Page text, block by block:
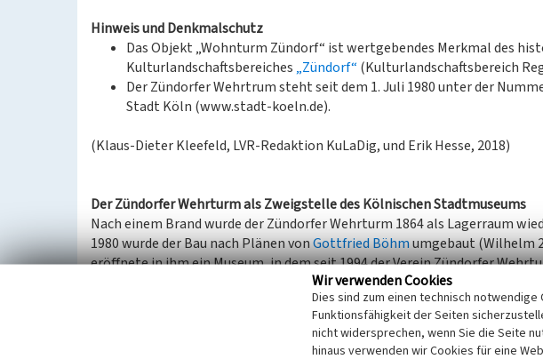
Hinweis und Denkmalschutz
Das Objekt „Wohnturm Zündorf“ ist wertgebendes Merkmal des
Kulturlandschaftsbereiches „Zündorf“ (Kulturlandschaftsbereich
Der Zündorfer Wehrtrum steht seit dem 1. Juli 1980 unter der
Stadt Köln (www.stadt-koeln.de).
(Klaus-Dieter Kleefeld, LVR-Redaktion KuLaDig, und Erik Hesse, 2018)
Der Zündorfer Wehrturm als Zweigstelle des Kölnischen Stadtmuseums
Nach einem Brand wurde der Zündorfer Wehrturm 1864 als Lagerraum
1980 wurde der Bau nach Plänen vonGottfried Böhmumgebaut (Wilhelm
eröffnete in ihm ein Museum, in dem seit 1994 der Verein Zündorfer
Niederzündorf war ein Hauptumschlagplatz für den Warenverkehr mit
bequem den Kölner Stapel umgehen konnte. Viele Spediteure hatten sich
Zeit endete 1831 mit der Rheinschifffahrtsakte, die alle Beschränkungen
Wir verwenden Cookies
Dies sind zum einen technisch notwendige
Funktionsfähigkeit der Seiten
nicht widersprechen, wenn Sie die Seite
hinaus verwenden wir Cookies für eine